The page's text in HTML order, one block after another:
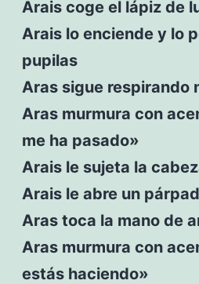
Arais coge el lápiz de
Arais lo enciende y lo
pupilas
Aras sigue respirando
Aras murmura con
me ha pasado»
Arais le sujeta la
Arais le abre un
Aras toca la mano de
Aras murmura con
estás haciendo»